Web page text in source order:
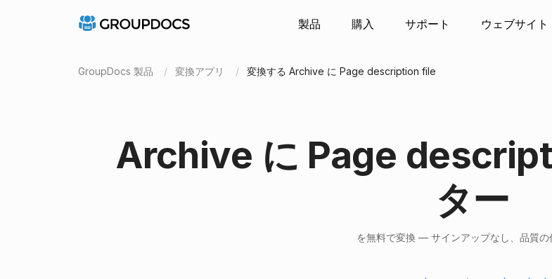
製品 購入 サポート ウェブサイト
GroupDocs 製品 変換アプリ 変換する Archive に Page description file
Archive に Page
ター
を無料で変換 — サインアップなし、品質の